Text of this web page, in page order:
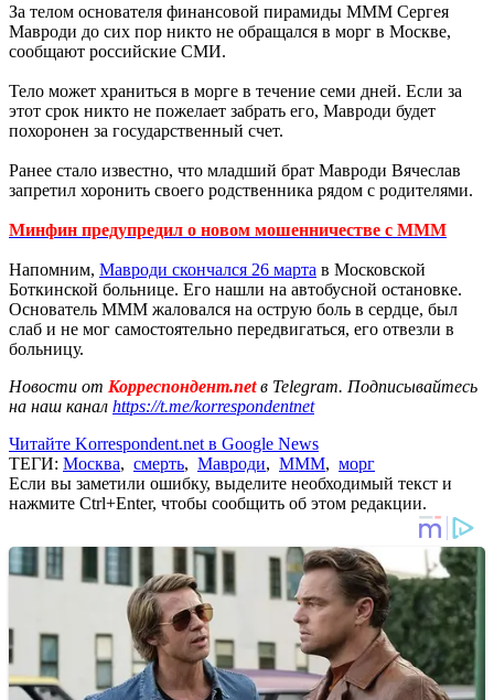
За телом основателя финансовой пирамиды МММ Сергея
Мавроди до сих пор никто не обращался в морг в Москве,
сообщают российские СМИ.
Тело может храниться в морге в течение семи дней. Если за
этот срок никто не пожелает забрать его, Мавроди будет
похоронен за государственный счет.
Ранее стало известно, что младший брат Мавроди Вячеслав
запретил хоронить своего родственника рядом с родителями.
Минфин предупредил о новом мошенничестве с МММ
Напомним, Мавроди скончался 26 марта в Московской
Боткинской больнице. Его нашли на автобусной остановке.
Основатель МММ жаловался на острую боль в сердце, был
слаб и не мог самостоятельно передвигаться, его отвезли в
больницу.
Новости от Корреспондент.netв Telegram. Подписывайтесь
на наш канал https://t.me/korrespondentnet
Читайте Korrespondent.net в Google News
ТЕГИ: Москва, смерть, Мавроди, МММ, морг
Если вы заметили ошибку, выделите необходимый текст и
нажмите Ctrl+Enter, чтобы сообщить об этом редакции.